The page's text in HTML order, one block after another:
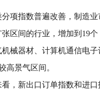
指数普遍改善，制造业
区间的行业，增加到19
械器材、计算机通信电
高景气区间。
新出口订单指数和进口